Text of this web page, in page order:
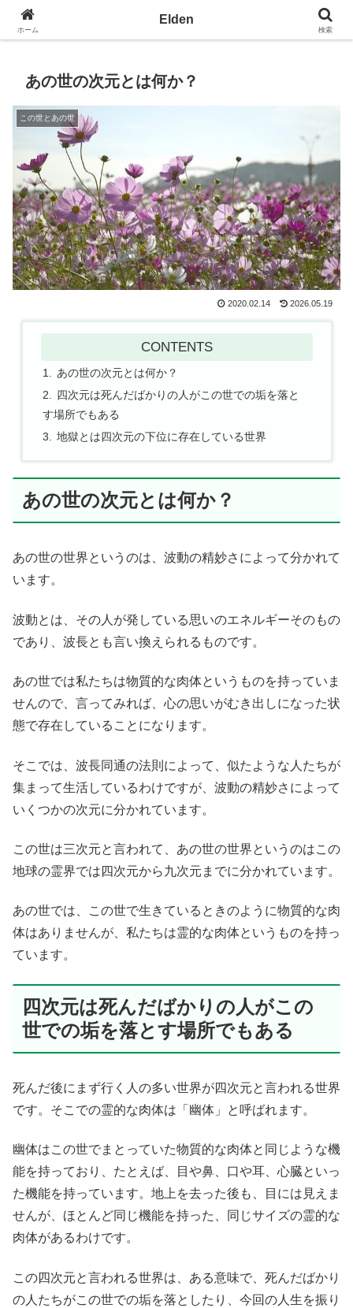
光の園エルデン - 地球を愛の星へ
あの世の次元とは何か？
この世とあの世
2020.02.14 2026.05.19
CONTENTS
あの世の次元とは何か？
四次元は死んだばかりの人がこの世での垢を落と
す場所でもある
地獄とは四次元の下位に存在している世界
あの世の次元とは何か？
あの世の世界というのは、波動の精妙さによって分かれて
います。
波動とは、その人が発している思いのエネルギーそのもの
であり、波長とも言い換えられるものです。
あの世では私たちは物質的な肉体というものを持っていま
せんので、言ってみれば、心の思いがむき出しになった状
態で存在していることになります。
そこでは、波長同通の法則によって、似たような人たちが
集まって生活しているわけですが、波動の精妙さによって
いくつかの次元に分かれています。
この世は三次元と言われて、あの世の世界というのはこの
地球の霊界では四次元から九次元までに分かれています。
あの世では、この世で生きているときのように物質的な肉
体はありませんが、私たちは霊的な肉体というものを持っ
ています。
四次元は死んだばかりの人がこの
世での垢を落とす場所でもある
死んだ後にまず行く人の多い世界が四次元と言われる世界
です。そこでの霊的な肉体は「幽体」と呼ばれます。
幽体はこの世でまとっていた物質的な肉体と同じような機
能を持っており、たとえば、目や鼻、口や耳、心臓といっ
た機能を持っています。地上を去った後も、目には見えま
せんが、ほとんど同じ機能を持った、同じサイズの霊的な
肉体があるわけです。
この四次元と言われる世界は、ある意味で、死んだばかり
の人たちがこの世での垢を落としたり、今回の人生を振り
ホーム
Elden
検索